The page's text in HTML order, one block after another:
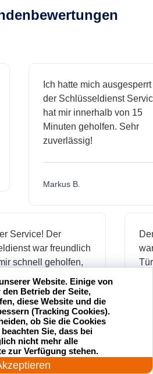
Ich hatte mich ausgesperrt und
der Schlüsseldienst Service
hat mir innerhalb von 15
Minuten geholfen. Sehr
zuverlässig!
Markus B.
Service! Der
war freundlich
mir schnell geholfen,
meine Schlüssel
hatte.
M.
Website. Einige von
Betrieb der Seite,
diese Website und die
(Tracking Cookies).
ob Sie die Cookies
Sie, dass bei
nicht mehr alle
zur Verfügung stehen.